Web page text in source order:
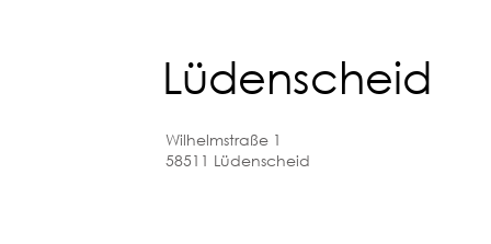
Lüdenscheid
Wilhelmstraße 1
58511 Lüdenscheid